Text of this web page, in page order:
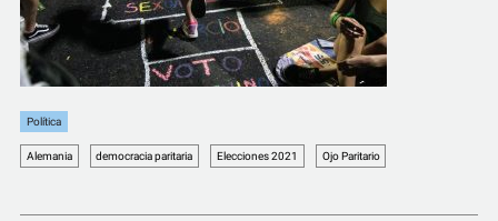
Política
Alemania democracia paritaria Elecciones 2021 Ojo Paritario